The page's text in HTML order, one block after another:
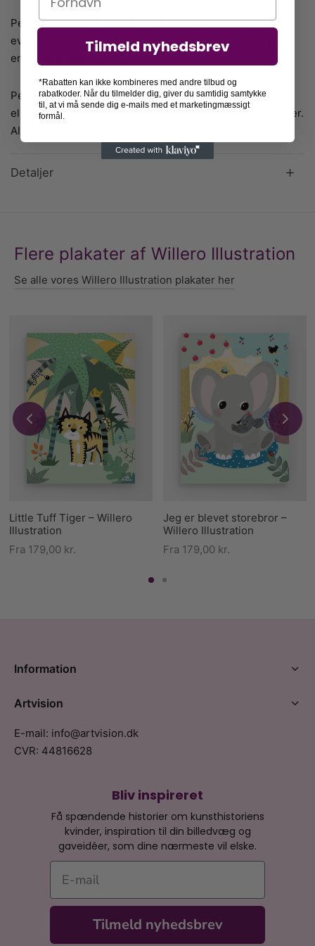
Petrine Willeros fortolkning af H. C. Andersens ikoniske
eventyr om Den Grimme Ælling, der vokser op til at blive
en smuk svane.
Petrine Willero er kvinden bag Willero illustration. Hun
elsker at udfolde sin kreativitet i eventyrlige børneplakater.
Alle Willeros motiver er håndtegnede og herefter trykt.
Detaljer
Flere plakater af Willero Illustration
Se alle vores Willero Illustration plakater her
Little Tuff Tiger – Willero
Illustration
Fra 179,00 kr.
Jeg er blevet storebror –
Willero Illustration
Fra 179,00 kr.
Bliv inspireret
Få spændende historier om kunsthistoriens
kvinder, inspiration til din billedvæg og
gaveidéer, som dine nærmeste vil elske.
E-mail
Tilmeld nyhedsbrev
Information
Artvision
E-mail: info@artvision.dk
CVR: 44816628
Tilmeld nyhedsbrev
*Rabatten kan ikke kombineres med andre tilbud og
rabatkoder. Når du tilmelder dig, giver du samtidig samtykke
til, at vi må sende dig e-mails med et marketingmæssigt
formål.